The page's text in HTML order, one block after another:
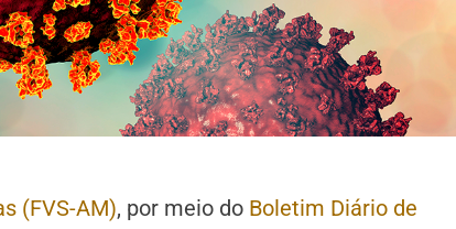
(FVS-AM), por meio do Boletim Diário de